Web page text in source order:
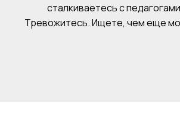
сталкиваетесь с
Тревожитесь. Ищете, чем еще